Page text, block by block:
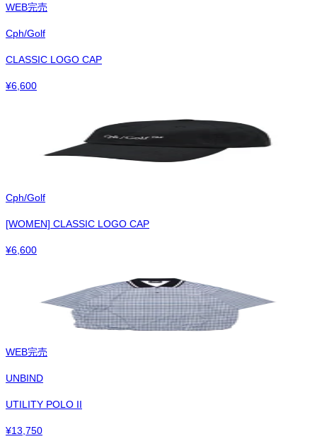
WEB完売
Cph/Golf
CLASSIC LOGO CAP
¥6,600
Cph/Golf
[WOMEN] CLASSIC LOGO CAP
¥6,600
WEB完売
UNBIND
UTILITY POLO II
¥13,750